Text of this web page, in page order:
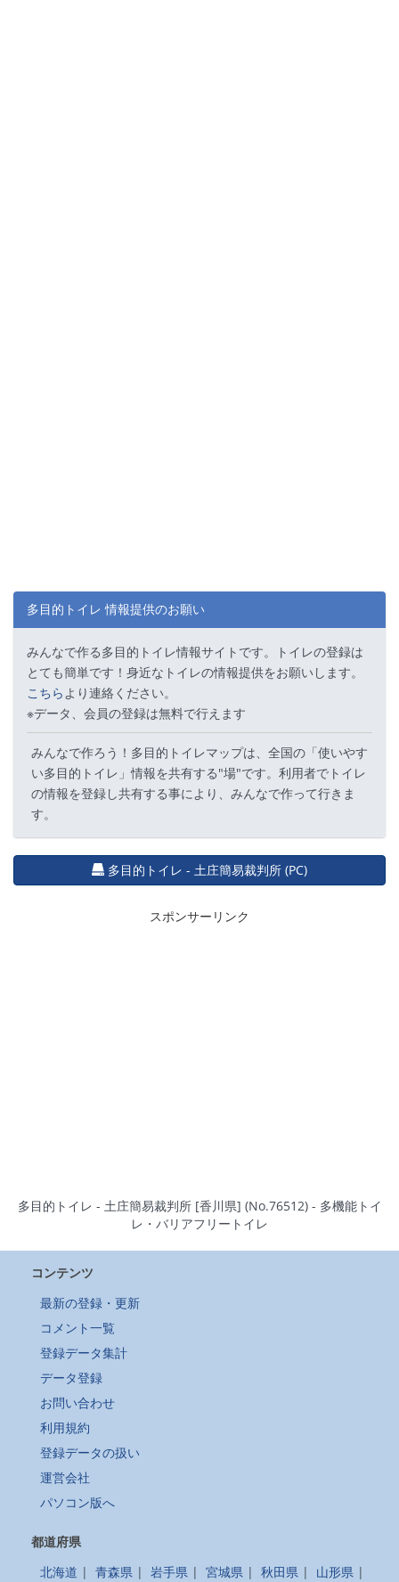
多目的トイレ 情報提供のお願い
みんなで作る多目的トイレ情報サイトです。トイレの登録は
とても簡単です！身近なトイレの情報提供をお願いします。
こちらより連絡ください。
※データ、会員の登録は無料で行えます
みんなで作ろう！多目的トイレマップは、全国の「使いやす
い多目的トイレ」情報を共有する"場"です。利用者でトイレ
の情報を登録し共有する事により、みんなで作って行きま
す。
多目的トイレ - 土庄簡易裁判所 (PC)
スポンサーリンク
多目的トイレ - 土庄簡易裁判所 [香川県] (No.76512) - 多機能トイ
レ・バリアフリートイレ
コンテンツ
最新の登録・更新
コメント一覧
登録データ集計
データ登録
お問い合わせ
利用規約
登録データの扱い
運営会社
パソコン版へ
都道府県
北海道 | 青森県 | 岩手県 | 宮城県 | 秋田県 | 山形県 |